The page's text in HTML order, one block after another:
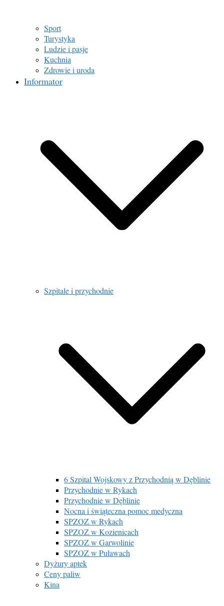
Sport
Turystyka
Ludzie i pasje
Kuchnia
Zdrowie i uroda
Informator
Szpitale i przychodnie
6 Szpital Wojskowy z Przychodnią w Dęblinie
Przychodnie w Rykach
Przychodnie w Dęblinie
Nocna i świąteczna pomoc medyczna
SPZOZ w Rykach
SPZOZ w Kozienicach
SPZOZ w Garwolinie
SPZOZ w Puławach
Dyżury aptek
Ceny paliw
Kina